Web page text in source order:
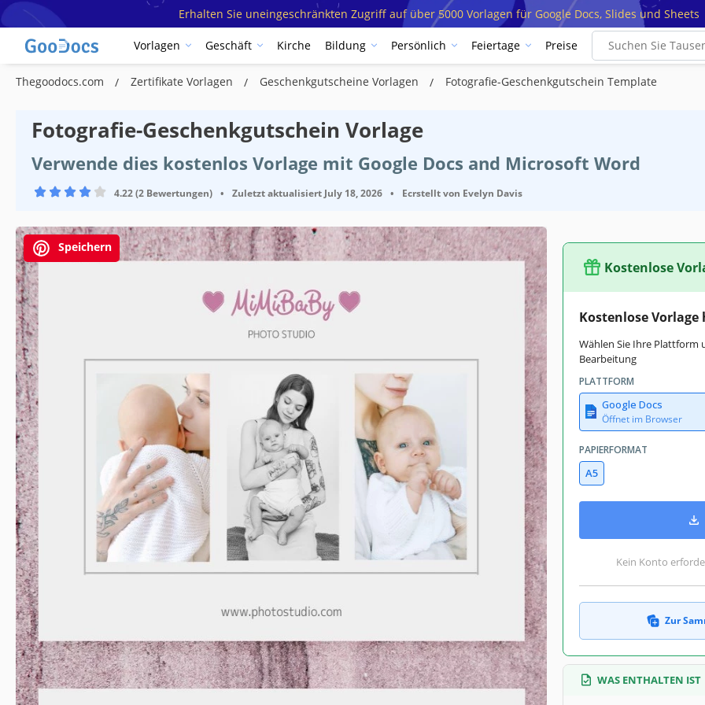
Erhalten Sie uneingeschränkten Zugriff auf über 5000 Vorlagen für Google Docs, Slides und Sheets
Vorlagen Geschäft Kirche Bildung Persönlich Feiertage Preise
Thegoodocs.com Zertifikate Vorlagen Geschenkgutscheine Vorlagen Fotografie-Geschenkgutschein Template
Fotografie-Geschenkgutschein Vorlage
Verwende dies kostenlos Vorlage mit Google Docs and Microsoft Word
4.22 (2 Bewertungen) • Zuletzt aktualisiert July 18, 2026 • Ecrstellt von Evelyn Davis
Speichern
Kostenlose
Kostenlose
Wählen Sie Ihre Plattform
Bearbeitung
PLATTFORM
Google Docs
Öffnet im Browser
PAPIERFORMAT
A5
Kein Konto
Zur
WAS ENTHALTEN IST